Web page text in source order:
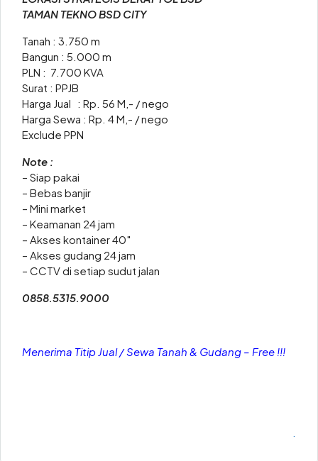
TAMAN TEKNO BSD CITY
Tanah : 3.750 m
Bangun : 5.000 m
PLN : 7.700 KVA
Surat : PPJB
Harga Jual : Rp. 56 M,- / nego
Harga Sewa : Rp. 4 M,- / nego
Exclude PPN
Note :
– Siap pakai
– Bebas banjir
– Mini market
– Keamanan 24 jam
– Akses kontainer 40″
– Akses gudang 24 jam
– CCTV di setiap sudut jalan
0858.5315.9000
Menerima Titip Jual / Sewa Tanah & Gudang – Free !!!